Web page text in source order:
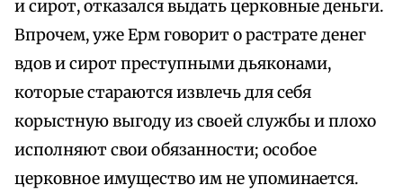
и сирот, отказался выдать церковные деньги.
Впрочем, уже Ерм говорит о растрате денег
вдов и сирот преступными дьяконами,
которые стараются извлечь для себя
корыстную выгоду из своей службы и плохо
исполняют свои обязанности; особое
церковное имущество им не упоминается.